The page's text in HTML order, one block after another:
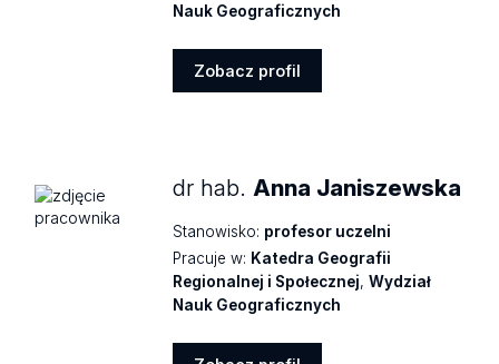
Nauk Geograficznych
Zobacz profil
dr hab.Anna Janiszewska
Stanowisko: profesor uczelni
Pracuje w: Katedra Geografii
Regionalnej i Społecznej,Wydział
Nauk Geograficznych